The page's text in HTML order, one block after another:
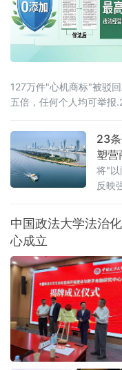
全省
127万件"心机商标"被驳
五倍，任何个人均可举
些让消费者频频踩坑的文
时，法律终于要动手了。
标法修订草案二次审议稿
23
塑营
将"以
反映
向全
准聚
中国政法大学法治
心成立